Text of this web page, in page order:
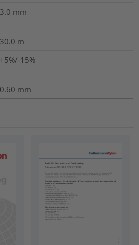
3.0 mm
30.0 m
+5%/-15%
0.60 mm